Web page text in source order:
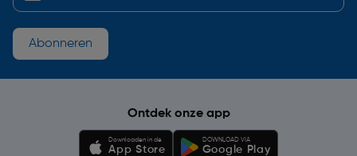
Abonneren
Ontdek onze app
Downloaden in de
App Store
DOWNLOAD VIA
Google Play